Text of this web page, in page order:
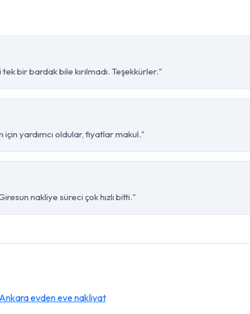
bir bardak bile kırılmadı. Teşekkürler."
yardımcı oldular, fiyatlar makul."
nakliye süreci çok hızlı bitti."
Ankara evden eve nakliyat